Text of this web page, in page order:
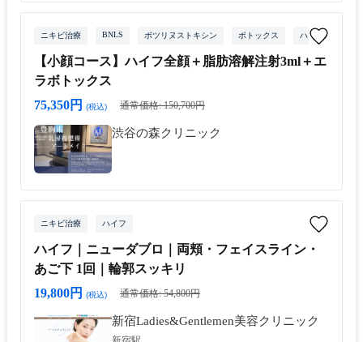
ニキビ治療 BNLS ボツリヌストキシン ボトックス ハイフ
【小顔コース】ハイフ全顔＋脂肪溶解注射3ml＋エ
ラボトックス
75,350円
(税込) 通常価格: 150,700円
渋谷の森クリニック
ニキビ治療 ハイフ
ハイフ｜ニューダブロ｜両頬・フェイスライン・
あご下 1回｜輪郭スッキリ
19,800円
(税込) 通常価格: 54,800円
新宿Ladies&Gentlemen美容クリニック